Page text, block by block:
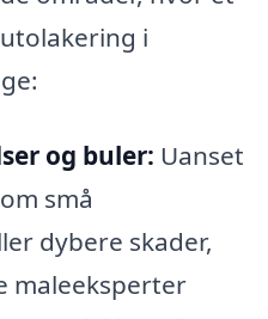
i
og buler: Uanset
små
dybere skader,
maleeksperter